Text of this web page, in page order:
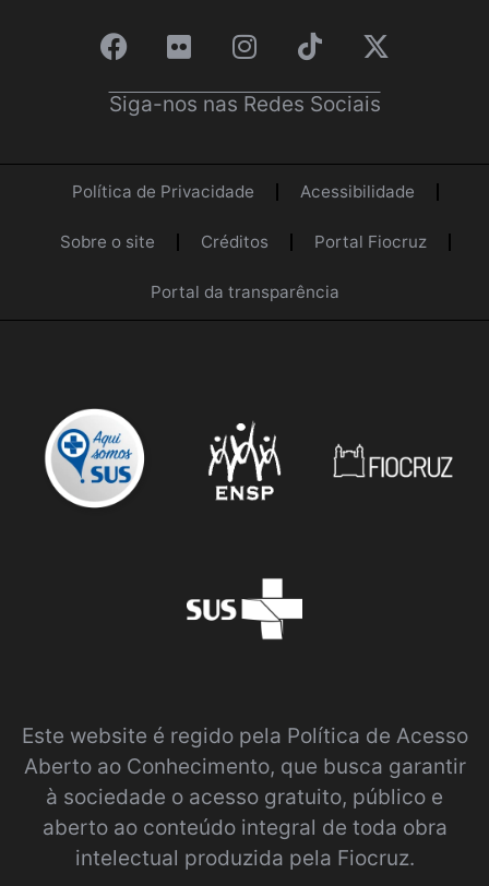
Siga-nos nas Redes Sociais
Política de Privacidade Acessibilidade
Sobre o site Créditos Portal Fiocruz
Portal da transparência
Este website é regido pela Política de Acesso
Aberto ao Conhecimento, que busca garantir
à sociedade o acesso gratuito, público e
aberto ao conteúdo integral de toda obra
intelectual produzida pela Fiocruz.